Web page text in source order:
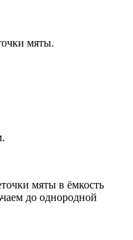
мяты.
мяты в ёмкость
до однородной